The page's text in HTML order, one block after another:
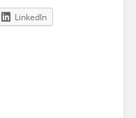
LinkedIn